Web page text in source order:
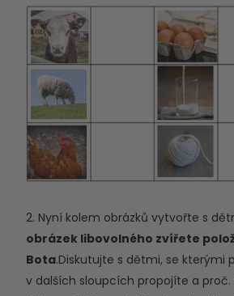
2. Nyní kolem obrázků vytvořte s
obrázek libovolného zvířete
Bota.Diskutujte s dětmi, se kterými
v dalších sloupcích propojíte a